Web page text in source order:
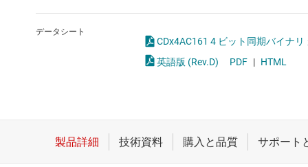
クロックとタイミング
ダイ / ウェハー サービス
論理ゲ
データシート
CDx4AC161 4 ビット同期バイナ
英語版 (Rev.D)
PDF | HTML